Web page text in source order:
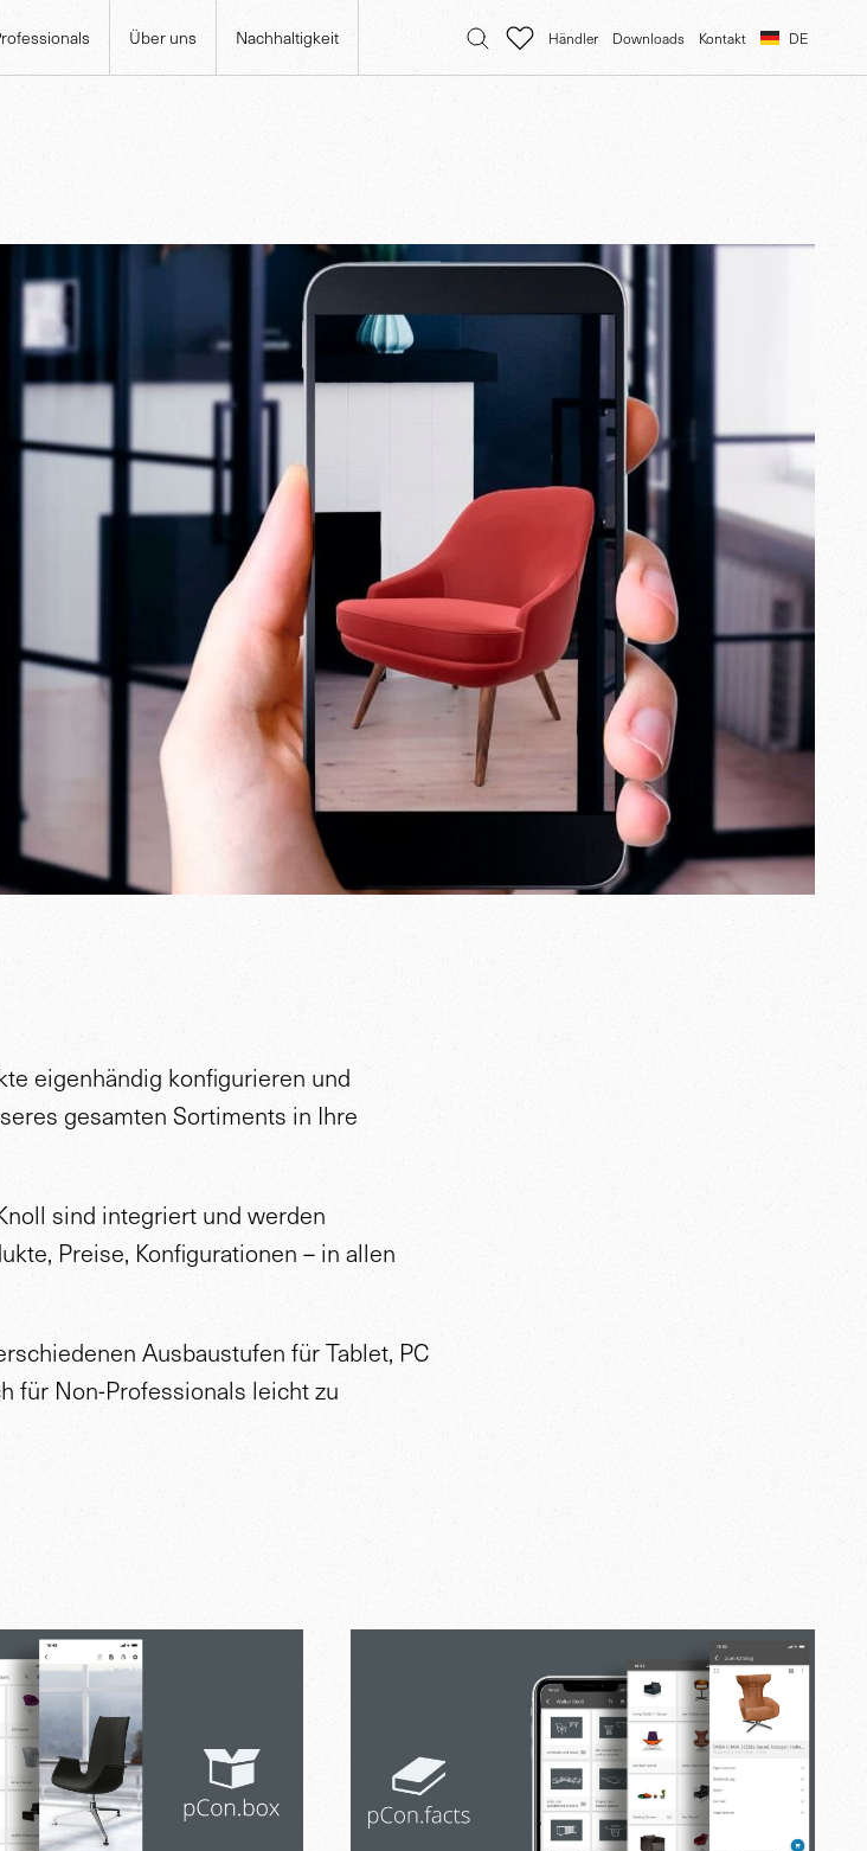
Über uns Nachhaltigkeit Händler Downloads Kontakt DE
eigenhändig konfigurieren und
gesamten Sortiments in Ihre
sind integriert und werden
Preise, Konfigurationen – in allen
Ausbaustufen für Tablet, PC
für Non-Professionals leicht zu